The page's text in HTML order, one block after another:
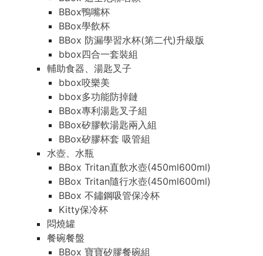
BBox鴨嘴杯
BBox學飲杯
BBox 防漏學習水杯(第二代)升級版
bbox四合一套裝組
輔助食器、湯匙叉子
bbox咬樂美
bbox多功能防掉鏈
BBox專利湯匙叉子組
BBox矽膠軟湯匙兩入組
BBox矽膠杯套 吸管組
水壺、水瓶
BBox Tritan直飲水壺(450ml600ml)
BBox Tritan隨行水壺(450ml600ml)
BBox 不鏽鋼吸管保冷杯
Kitty保冷杯
悶燒罐
餐碗餐盤
BBox 寶寶矽膠餐碗組